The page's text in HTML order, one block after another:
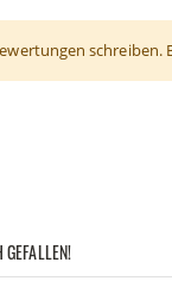
schreiben.